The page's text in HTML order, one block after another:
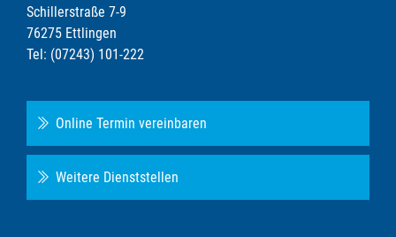
Schillerstraße 7-9
76275 Ettlingen
Tel: (07243) 101-222
Online Termin vereinbaren
Weitere Dienststellen